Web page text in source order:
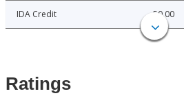
IDA Credit 50.00
Ratings